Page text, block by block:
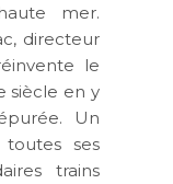
mer.
, directeur
le
siècle en y
Un
toutes ses
trains